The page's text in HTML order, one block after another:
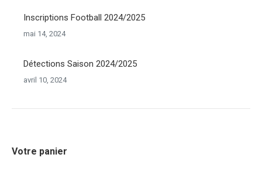
Inscriptions Football 2024/2025
mai 14, 2024
Détections Saison 2024/2025
avril 10, 2024
Votre panier